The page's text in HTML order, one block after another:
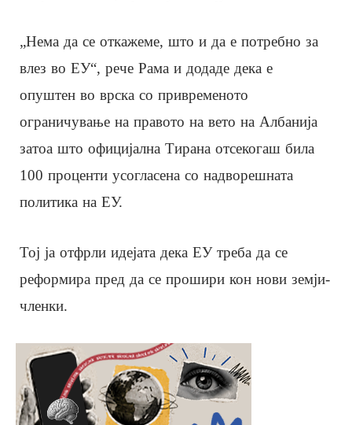
„Нема да се откажеме, што и да е потребно за
влез во ЕУ“, рече Рама и додаде дека е
опуштен во врска со привременото
ограничување на правото на вето на Албанија
затоа што официјална Тирана отсекогаш била
100 проценти усогласена со надворешната
политика на ЕУ.
Тој ја отфрли идејата дека ЕУ треба да се
реформира пред да се прошири кон нови земји-
членки.